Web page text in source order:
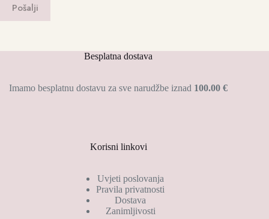
Pošalji
Besplatna dostava
Imamo besplatnu dostavu za sve narudžbe iznad 100.00 €
Korisni linkovi
Uvjeti poslovanja
Pravila privatnosti
Dostava
Zanimljivosti